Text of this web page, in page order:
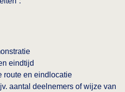
eindtijd
route en eindlocatie
aantal deelnemers of wijze van